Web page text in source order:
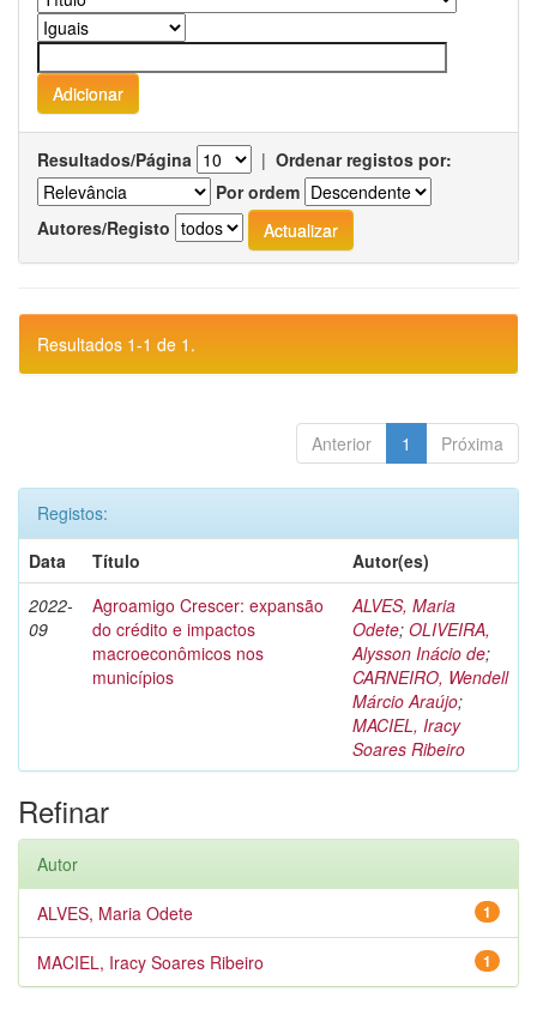
Resultados/Página | Ordenar registos por:
Por ordem
Autores/Registo
Resultados 1-1 de 1.
Anterior 1 Próxima
Registos:
Data
Título
Autor(es)
2022-
09
Agroamigo Crescer: expansão
do crédito e impactos
macroeconômicos nos
municípios
ALVES, Maria
Odete; OLIVEIRA,
Alysson Inácio de;
CARNEIRO, Wendell
Márcio Araújo;
MACIEL, Iracy
Soares Ribeiro
Refinar
Autor
1
ALVES, Maria Odete
1
MACIEL, Iracy Soares Ribeiro